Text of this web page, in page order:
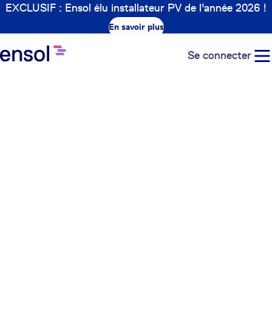
EXCLUSIF : Ensol élu installateur PV de l'année 2026 !
En savoir plus
Se connecter